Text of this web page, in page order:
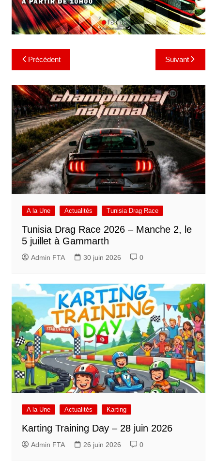
Navigation
de
l’article
Précédent Suivant
A la Une Actualités Tunisia Drag Race
Tunisia Drag Race 2026 – Manche 2, le
5 juillet à Gammarth
Admin FTA 30 juin 2026 0
A la Une Actualités Karting
Karting Training Day – 28 juin 2026
Admin FTA 26 juin 2026 0